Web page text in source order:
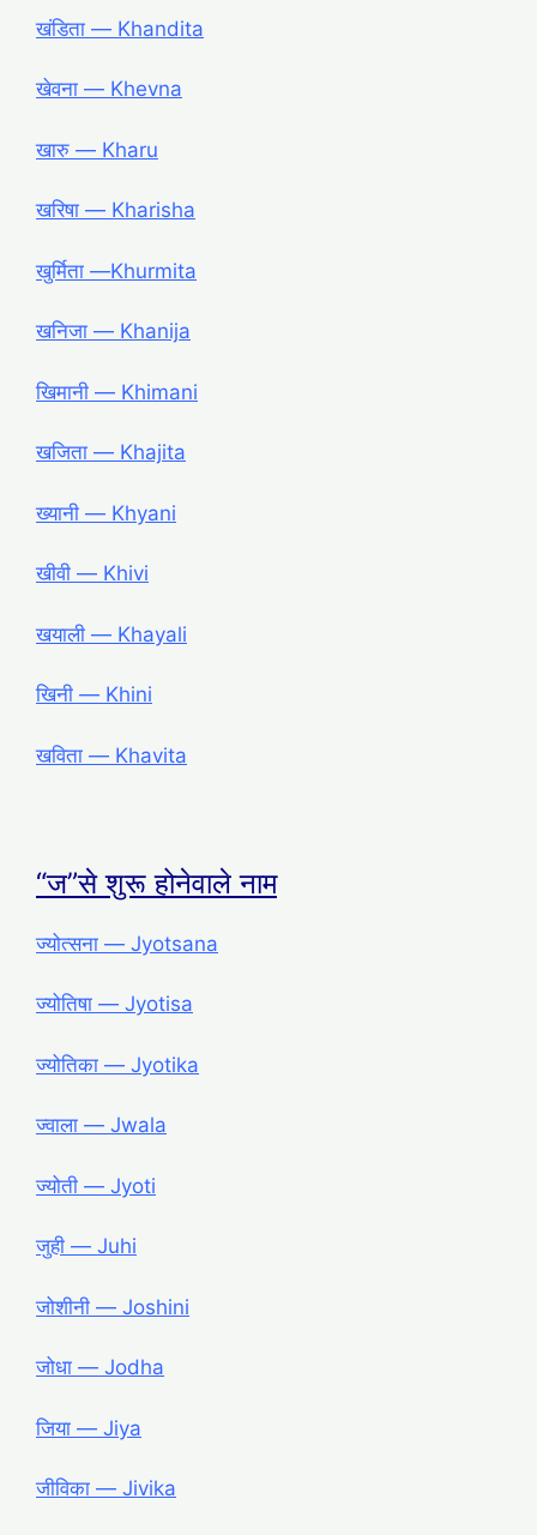
खंडिता ― Khandita
खेवना ― Khevna
खारु ― Kharu
खरिषा ― Kharisha
खुर्मिता ―Khurmita
खनिजा ― Khanija
खिमानी ― Khimani
खजिता ― Khajita
ख्यानी ― Khyani
खीवी ― Khivi
खयाली ― Khayali
खिनी ― Khini
खविता ― Khavita
“ज”से शुरू होनेवाले नाम
ज्योत्सना ― Jyotsana
ज्योतिषा ― Jyotisa
ज्योतिका ― Jyotika
ज्वाला ― Jwala
ज्योती ― Jyoti
जुही ― Juhi
जोशीनी ― Joshini
जोधा ― Jodha
जिया ― Jiya
जीविका ― Jivika